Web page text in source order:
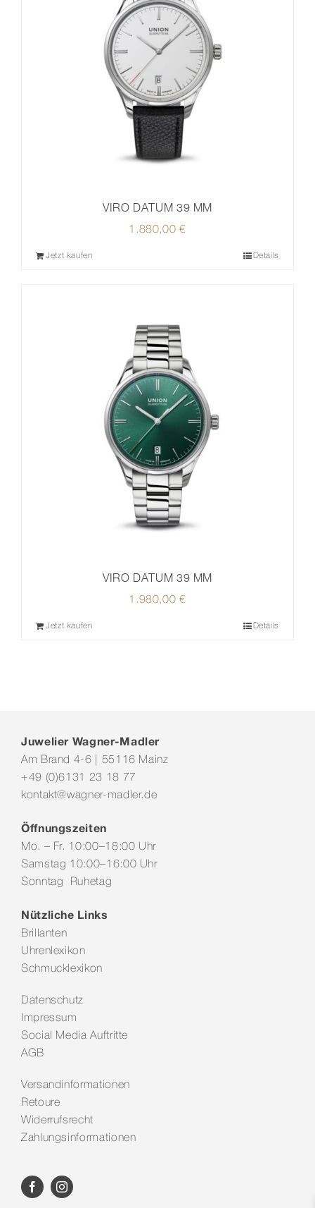
VIRO DATUM 39 MM
1.880,00€
Jetzt kaufen Details
VIRO DATUM 39 MM
1.980,00€
Jetzt kaufen Details
Juwelier Wagner-Madler
Am Brand 4-6 | 55116 Mainz
+49 (0)6131 23 18 77
kontakt@wagner-madler.de
Öffnungszeiten
Mo. – Fr. 10:00–18:00 Uhr
Samstag 10:00–16:00 Uhr
Sonntag Ruhetag
Nützliche Links
Brillanten
Uhrenlexikon
Schmucklexikon
Datenschutz
Impressum
Social Media Auftritte
AGB
Versandinformationen
Retoure
Widerrufsrecht
Zahlungsinformationen